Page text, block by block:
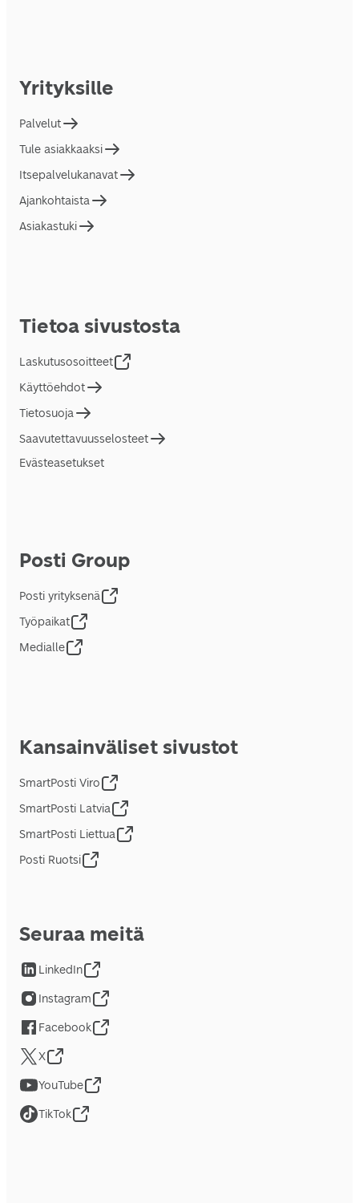
Yrityksille
Palvelut
Tule asiakkaaksi
Itsepalvelukanavat
Ajankohtaista
Asiakastuki
Tietoa sivustosta
Laskutusosoitteet
Käyttöehdot
Tietosuoja
Saavutettavuusselosteet
Evästeasetukset
Posti Group
Posti yrityksenä
Työpaikat
Medialle
Kansainväliset sivustot
SmartPosti Viro
SmartPosti Latvia
SmartPosti Liettua
Posti Ruotsi
Seuraa meitä
LinkedIn
Instagram
Facebook
X
YouTube
TikTok